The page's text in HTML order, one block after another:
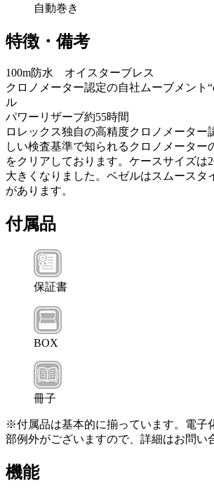
自動巻き
特徴・備考
100m防水 オイスターブレス
クロノメーター認定の自社ムーブメント
ル
パワーリザーブ約55時間
ロレックス独自の高精度クロノメーター
しい検査基準で知られるクロノメーター
をクリアしております。ケースサイズは
大きくなりました。ベゼルはスムースタ
があります。
付属品
保証書
BOX
冊子
※付属品は基本的に揃っています。電子
部例外がございますので、詳細はお問い
機能